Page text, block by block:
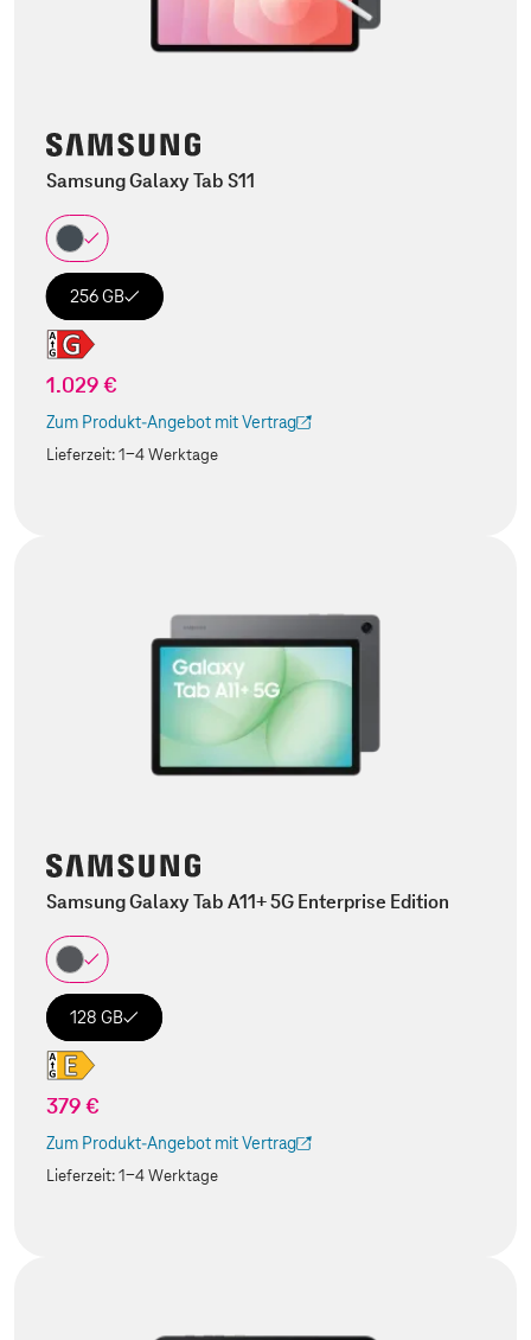
Samsung Galaxy Tab S11
256 GB
1.029 €
Zum Produkt-Angebot mit Vertrag
(Der Link wird in einem neuen Tab geöffnet)
Lieferzeit:1-4 Werktage
Samsung Galaxy Tab A11+ 5G Enterprise Edition
128 GB
379 €
Zum Produkt-Angebot mit Vertrag
(Der Link wird in einem neuen Tab geöffnet)
Lieferzeit:1-4 Werktage